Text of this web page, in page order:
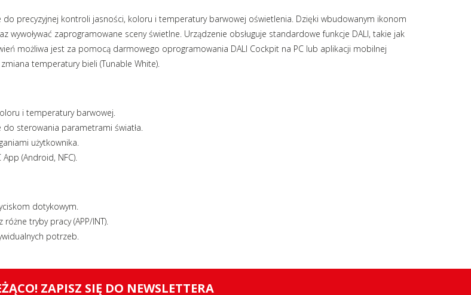
(IP)
IP40
CE
Tak
do precyzyjnej kontroli jasności, koloru i temperatury barwowej oświetlenia. Dzięki wbudowanym ikonom
zaprogramowane sceny świetlne. Urządzenie obsługuje standardowe funkcje DALI, takie jak
możliwa jest za pomocą darmowego oprogramowania DALI Cockpit na PC lub aplikacji mobilnej
temperatury bieli (Tunable White).
i temperatury barwowej.
sterowania parametrami światła.
użytkownika.
(Android, NFC).
dotykowym.
tryby pracy (APP/INT).
potrzeb.
ZAPISZ SIĘ DO NEWSLETTERA